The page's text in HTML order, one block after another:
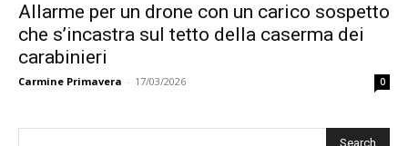
Allarme per un drone con un carico sospetto
che s’incastra sul tetto della caserma dei
carabinieri
Carmine Primavera - 17/03/2026 0